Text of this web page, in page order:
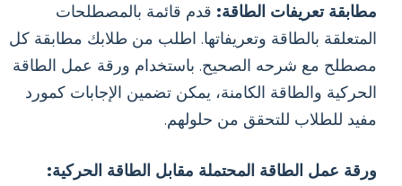
مطابقة تعريفات الطاقة: قدم قائمة بالمصطلحات
المتعلقة بالطاقة وتعريفاتها. اطلب من طلابك مطابقة كل
مصطلح مع شرحه الصحيح. باستخدام ورقة عمل الطاقة
الحركية والطاقة الكامنة، يمكن تضمين الإجابات كمورد
مفيد للطلاب للتحقق من حلولهم.
ورقة عمل الطاقة المحتملة مقابل الطاقة الحركية: